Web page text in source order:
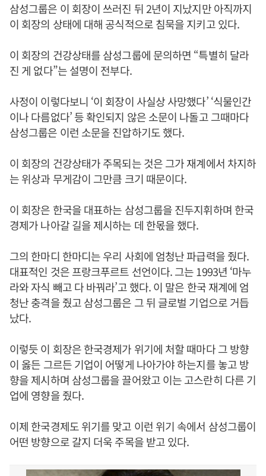
삼성그룹은 이 회장이 쓰러진 뒤 2년이 지났지만 아직까지
이 회장의 상태에 대해 공식적으로 침묵을 지키고 있다.
이 회장의 건강상태를 삼성그룹에 문의하면 “특별히 달라
진 게 없다”는 설명이 전부다.
사정이 이렇다보니 ‘이 회장이 사실상 사망했다’ ‘식물인간
이나 다름없다’ 등 확인되지 않은 소문이 나돌고 그때마다
삼성그룹은 이런 소문을 진압하기도 했다.
이 회장의 건강상태가 주목되는 것은 그가 재계에서 차지하
는 위상과 무게감이 그만큼 크기 때문이다.
이 회장은 한국을 대표하는 삼성그룹을 진두지휘하며 한국
경제가 나아갈 길을 제시하는 데 한몫을 했다.
그의 한마디 한마디는 우리 사회에 엄청난 파급력을 줬다.
대표적인 것은 프랑크푸르트 선언이다. 그는 1993년 ‘마누
라와 자식 빼고 다 바꿔라’고 했다. 이 말은 한국 재계에 엄
청난 충격을 줬고 삼성그룹은 그 뒤 글로벌 기업으로 거듭
났다.
이렇듯 이 회장은 한국경제가 위기에 처할 때마다 그 방향
이 옳든 그르든 기업이 어떻게 나아가야 하는지를 놓고 방
향을 제시하며 삼성그룹을 끌어왔고 이는 고스란히 다른 기
업에 영향을 줬다.
이제 한국경제도 위기를 맞고 이런 위기 속에서 삼성그룹이
어떤 방향으로 갈지 더욱 주목을 받고 있다.